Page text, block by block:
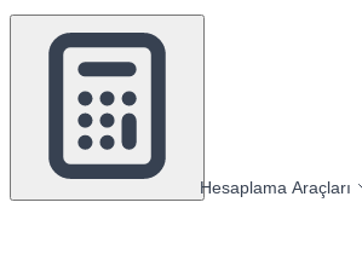
Hesaplama Araçları